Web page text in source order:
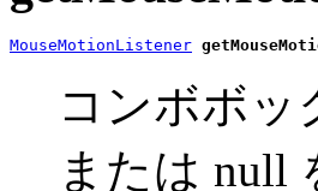
MouseMotionListener
コンボボッ
または null